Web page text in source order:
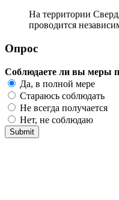
На территории
проводится
Опрос
Соблюдаете ли вы меры
Да, в полной мере
Стараюсь соблюдать
Не всегда получается
Нет, не соблюдаю